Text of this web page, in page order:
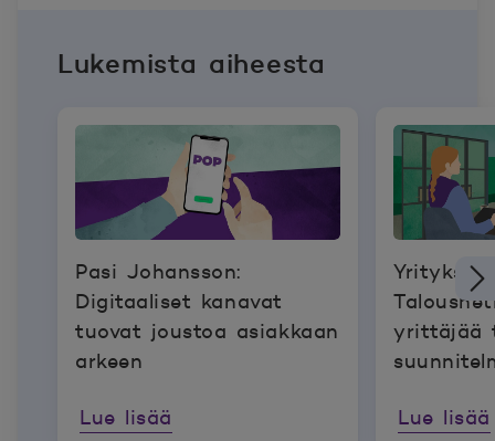
Lukemista aiheesta
Pasi Johansson:
Digitaaliset kanavat
tuovat joustoa asiakkaan
arkeen
Lue lisää
Yrityksen
yrittäjää
Lue lisää